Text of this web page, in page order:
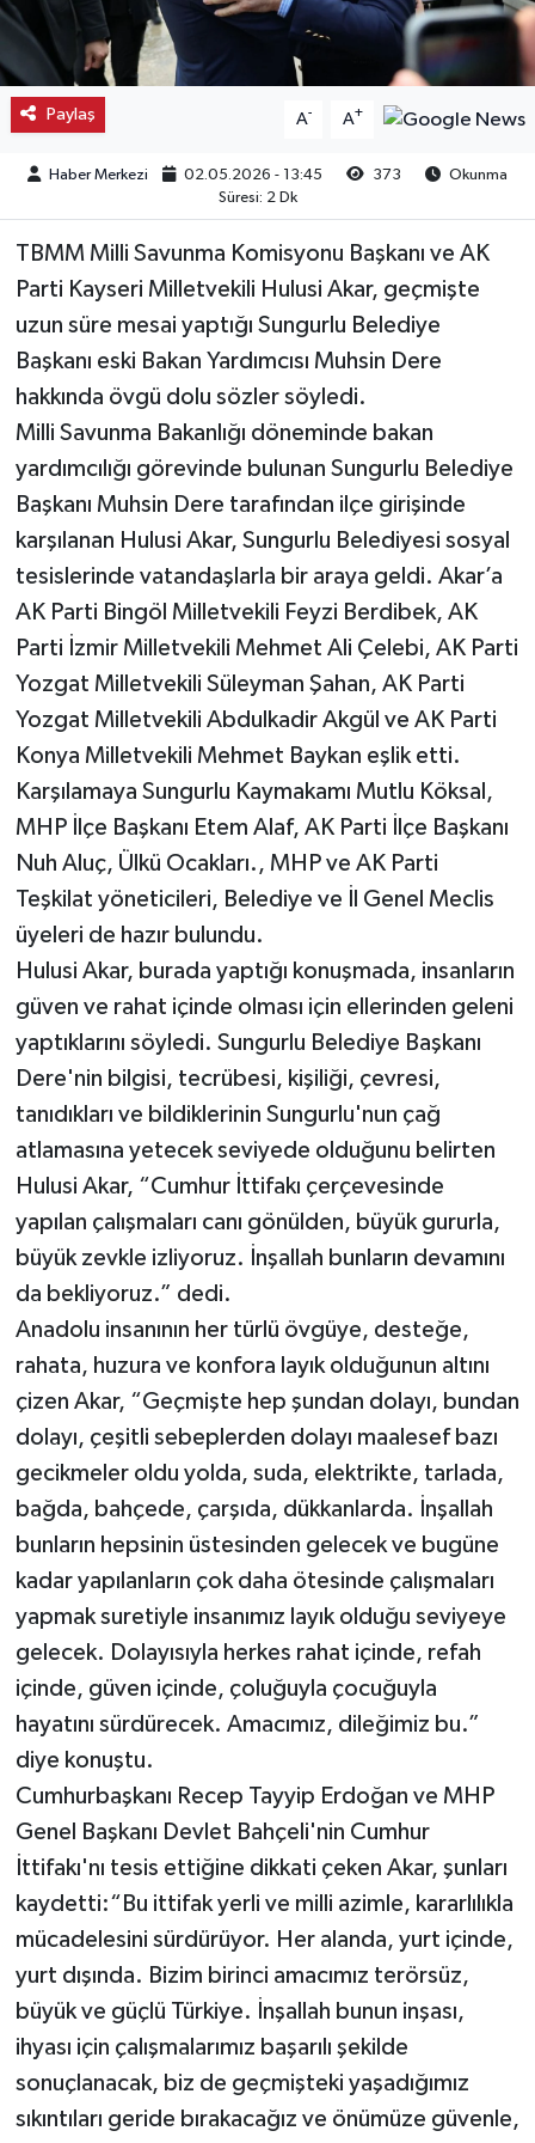
Paylaş A- A+
Haber Merkezi 02.05.2026 - 13:45 373
Okunma
Süresi: 2 Dk
TBMM Milli Savunma Komisyonu Başkanı ve AK
Parti Kayseri Milletvekili Hulusi Akar, geçmişte
uzun süre mesai yaptığı Sungurlu Belediye
Başkanı eski Bakan Yardımcısı Muhsin Dere
hakkında övgü dolu sözler söyledi.
Milli Savunma Bakanlığı döneminde bakan
yardımcılığı görevinde bulunan Sungurlu Belediye
Başkanı Muhsin Dere tarafından ilçe girişinde
karşılanan Hulusi Akar, Sungurlu Belediyesi sosyal
tesislerinde vatandaşlarla bir araya geldi. Akar’a
AK Parti Bingöl Milletvekili Feyzi Berdibek, AK
Parti İzmir Milletvekili Mehmet Ali Çelebi, AK Parti
Yozgat Milletvekili Süleyman Şahan, AK Parti
Yozgat Milletvekili Abdulkadir Akgül ve AK Parti
Konya Milletvekili Mehmet Baykan eşlik etti.
Karşılamaya Sungurlu Kaymakamı Mutlu Köksal,
MHP İlçe Başkanı Etem Alaf, AK Parti İlçe Başkanı
Nuh Aluç, Ülkü Ocakları., MHP ve AK Parti
Teşkilat yöneticileri, Belediye ve İl Genel Meclis
üyeleri de hazır bulundu.
Hulusi Akar, burada yaptığı konuşmada, insanların
güven ve rahat içinde olması için ellerinden geleni
yaptıklarını söyledi. Sungurlu Belediye Başkanı
Dere'nin bilgisi, tecrübesi, kişiliği, çevresi,
tanıdıkları ve bildiklerinin Sungurlu'nun çağ
atlamasına yetecek seviyede olduğunu belirten
Hulusi Akar, “Cumhur İttifakı çerçevesinde
yapılan çalışmaları canı gönülden, büyük gururla,
büyük zevkle izliyoruz. İnşallah bunların devamını
da bekliyoruz.” dedi.
Anadolu insanının her türlü övgüye, desteğe,
rahata, huzura ve konfora layık olduğunun altını
çizen Akar, “Geçmişte hep şundan dolayı, bundan
dolayı, çeşitli sebeplerden dolayı maalesef bazı
gecikmeler oldu yolda, suda, elektrikte, tarlada,
bağda, bahçede, çarşıda, dükkanlarda. İnşallah
bunların hepsinin üstesinden gelecek ve bugüne
kadar yapılanların çok daha ötesinde çalışmaları
yapmak suretiyle insanımız layık olduğu seviyeye
gelecek. Dolayısıyla herkes rahat içinde, refah
içinde, güven içinde, çoluğuyla çocuğuyla
hayatını sürdürecek. Amacımız, dileğimiz bu.”
diye konuştu.
Cumhurbaşkanı Recep Tayyip Erdoğan ve MHP
Genel Başkanı Devlet Bahçeli'nin Cumhur
İttifakı'nı tesis ettiğine dikkati çeken Akar, şunları
kaydetti:“Bu ittifak yerli ve milli azimle, kararlılıkla
mücadelesini sürdürüyor. Her alanda, yurt içinde,
yurt dışında. Bizim birinci amacımız terörsüz,
büyük ve güçlü Türkiye. İnşallah bunun inşası,
ihyası için çalışmalarımız başarılı şekilde
sonuçlanacak, biz de geçmişteki yaşadığımız
sıkıntıları geride bırakacağız ve önümüze güvenle,
Kargı
Laçin
Mecitözü
Oğuzlar
Ortaköy
Osmancık
Sungurlu
Uğurludağ
Sağlık